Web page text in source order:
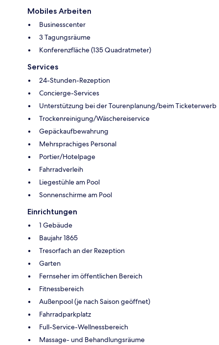
Mobiles Arbeiten
Businesscenter
3 Tagungsräume
Konferenzfläche (135 Quadratmeter)
Services
24-Stunden-Rezeption
Concierge-Services
Unterstützung bei der Tourenplanung/beim Ticketerwerb
Trockenreinigung/Wäschereiservice
Gepäckaufbewahrung
Mehrsprachiges Personal
Portier/Hotelpage
Fahrradverleih
Liegestühle am Pool
Sonnenschirme am Pool
Einrichtungen
1 Gebäude
Baujahr 1865
Tresorfach an der Rezeption
Garten
Fernseher im öffentlichen Bereich
Fitnessbereich
Außenpool (je nach Saison geöffnet)
Fahrradparkplatz
Full-Service-Wellnessbereich
Massage- und Behandlungsräume